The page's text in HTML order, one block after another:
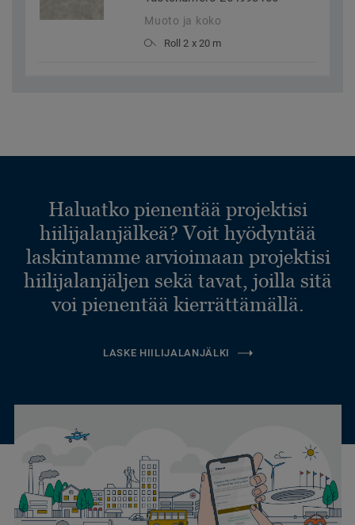
Muoto ja koko
Roll 2 x 20 m
Haluatko pienentää projektisi
hiilijalanjälkeä? Voit hyödyntää
laskintamme arvioimaan projektisi
hiilijalanjäljen sekä tavat, joilla sitä
voi pienentää kierrättämällä.
LASKE HIILIJALANJÄLKI